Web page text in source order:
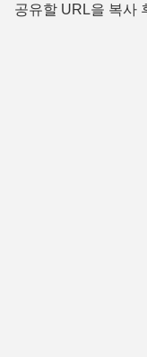
공유할 URL을 복사